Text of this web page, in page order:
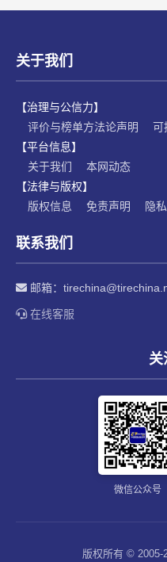
关于我们
【治理与公信力】
评价与榜单方法论声明
可
【平台信息】
关于我们
本网动态
【法律与版权】
版权信息
免责声明 隐
联系我们
邮箱：
在线客服
关
微信公众号
版权所有 © 2005-